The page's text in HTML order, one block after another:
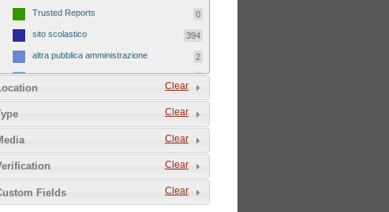
Trusted Reports 0
sito scolastico 394
altra pubblica amministrazione 2
sito tematico 8
Clear
Clear
Clear
Clear
Clear
Fields